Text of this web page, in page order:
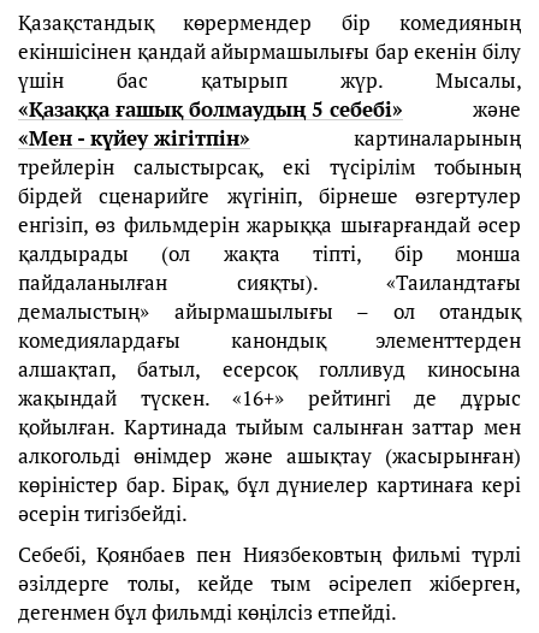
Қазақстандық көрермендер бір комедияның
екіншісінен қандай айырмашылығы бар екенін білу
үшін бас қатырып жүр. Мысалы,
«Қазаққа ғашық болмаудың 5 себебі» және
«Мен - күйеу жігітпін» картиналарының
трейлерін салыстырсақ, екі түсірілім тобының
бірдей сценарийге жүгініп, бірнеше өзгертулер
енгізіп, өз фильмдерін жарыққа шығарғандай әсер
қалдырады (ол жақта тіпті, бір монша
пайдаланылған сияқты). «Таиландтағы
демалыстың» айырмашылығы – ол отандық
комедиялардағы канондық элементтерден
алшақтап, батыл, есерсоқ голливуд киносына
жақындай түскен. «16+» рейтингі де дұрыс
қойылған. Картинада тыйым салынған заттар мен
алкогольді өнімдер және ашықтау (жасырынған)
көріністер бар. Бірақ, бұл дүниелер картинаға кері
әсерін тигізбейді.
Себебі, Қоянбаев пен Ниязбековтың фильмі түрлі
әзілдерге толы, кейде тым әсірелеп жіберген,
дегенмен бұл фильмді көңілсіз етпейді.